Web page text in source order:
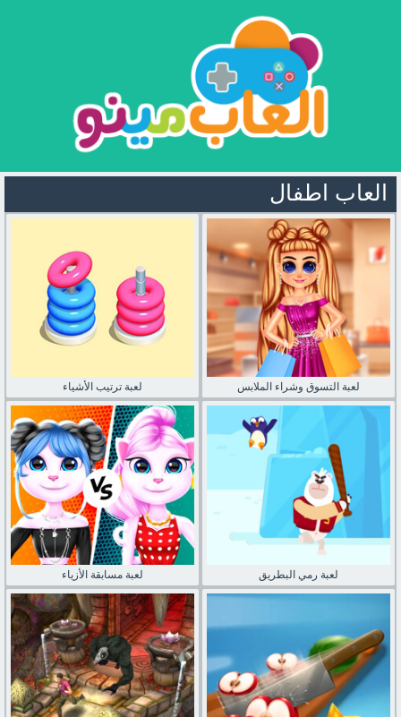
العاب اطفال
لعبة ترتيب الأشياء لعبة التسوق وشراء الملابس
لعبة مسابقة الأزياء لعبة رمي البطريق